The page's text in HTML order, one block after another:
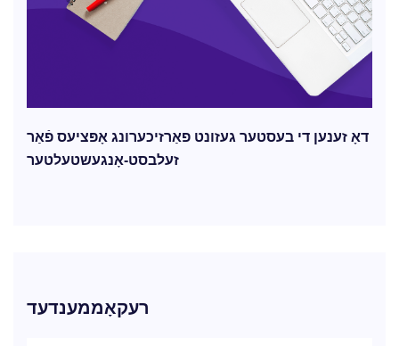
דאָ זענען די בעסטער געזונט פאַרזיכערונג אָפּציעס פֿאַר
זעלבסט-אָנגעשטעלטער
רעקאָממענדעד